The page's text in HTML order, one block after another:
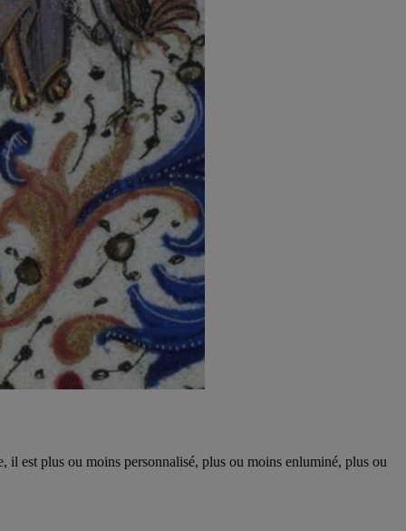
est plus ou moins personnalisé, plus ou moins enluminé, plus ou